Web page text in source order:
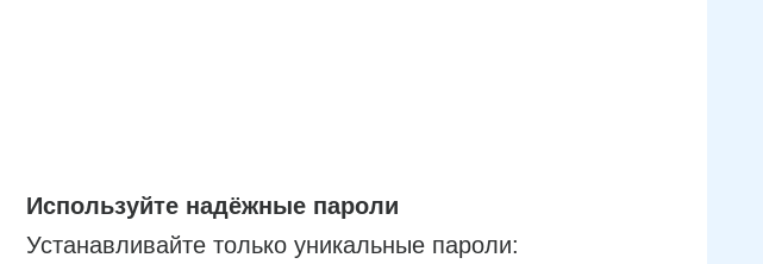
Используйте надёжные пароли
Устанавливайте только уникальные пароли: